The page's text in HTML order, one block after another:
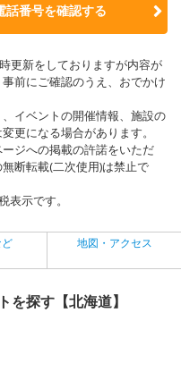
話番号を確認する
更新をしておりますが内容が
前にご確認のうえ、おでかけ
イベントの開催情報、施設の
更になる場合があります。
ジへの掲載の許諾をいただ
断転載(二次使用)は禁止で
示です。
地図・アクセス
を探す【北海道】